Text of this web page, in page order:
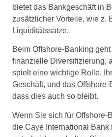
bietet das Bankgeschäft in
zusätzlicher Vorteile, wie z.
Liquiditätssätze.
Beim Offshore-Banking
finanzielle Diversifizierung,
spielt eine wichtige Rolle.
Geschäft, und das
dass dies auch so bleibt.
Wenn Sie sich für Offshore-
die Caye International Bank